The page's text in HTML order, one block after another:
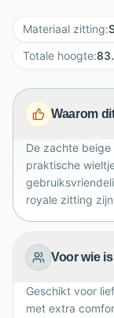
thuiswerken en
metalen
verplaatsbaar
breedte van
120 kg maakt
Materiaal zitting:
Totale hoogte:
Waarom
De zachte
praktische
royale zitting
Voor wie
Geschikt voor
met extra